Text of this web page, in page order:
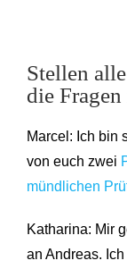
Stellen
die
Marcel: Ich bin
von euch zwei
mündlichen
Katharina: Mir
an Andreas.